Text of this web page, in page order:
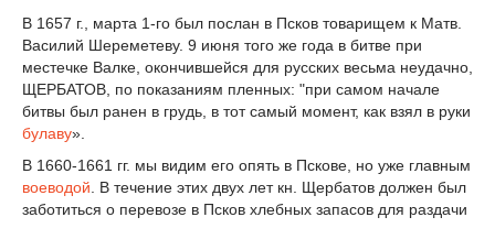
В 1657 г., марта 1-го был послан в Псков товарищем к Матв.
Василий Шереметеву. 9 июня того же года в битве при
местечке Валке, окончившейся для русских весьма неудачно,
ЩЕРБАТОВ, по показаниям пленных: "при самом начале
битвы был ранен в грудь, в тот самый момент, как взял в руки
булаву».
В 1660-1661 гг. мы видим его опять в Пскове, но уже главным
воеводой. В течение этих двух лет кн. Щербатов должен был
заботиться о перевозе в Псков хлебных запасов для раздачи